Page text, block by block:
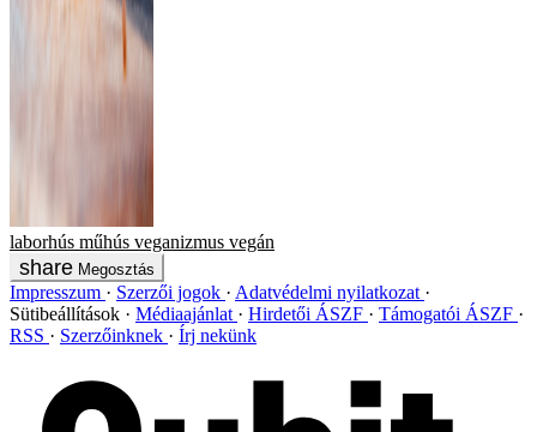
laborhús műhús veganizmus vegán
Megosztás
Impresszum Szerzői jogok
Adatvédelmi nyilatkozat
Sütibeállítások
Médiaajánlat Hirdetői ÁSZF
Támogatói ÁSZF
RSS
Szerzőinknek Írj nekünk